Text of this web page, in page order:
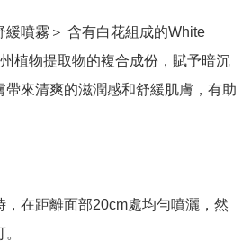
緩噴霧＞ 含有白花組成的White
植物提取物的複合成份，賦予暗沉
帶來清爽的滋潤感和舒緩肌膚，有助
，在距離面部20cm處均勻噴灑，然